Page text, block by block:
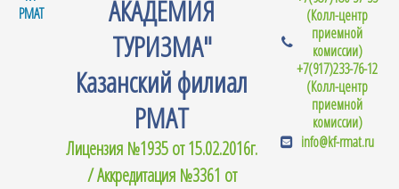
АКАДЕМИЯ
ТУРИЗМА"
Казанский филиал
РМАТ
Лицензия №1935 от 15.02.2016г.
/ Аккредитация №3361 от
(Колл-центр
приемной
комиссии)
+7(917)233-76-12
(Колл-центр
приемной
комиссии)
info@kf-rmat.ru